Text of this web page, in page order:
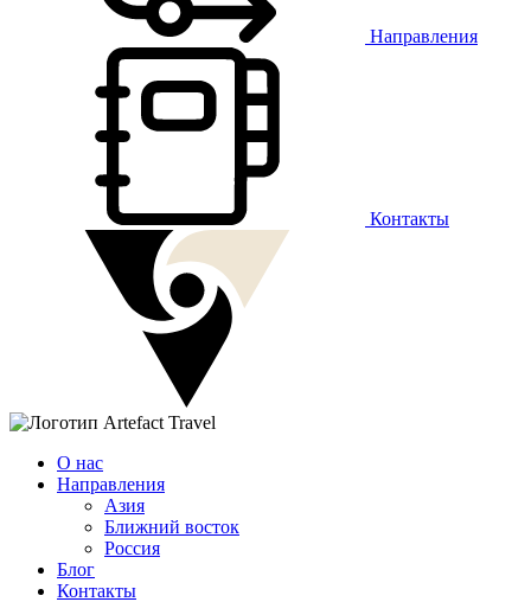
Направления
Контакты
О нас
Направления
Азия
Ближний восток
Россия
Блог
Контакты